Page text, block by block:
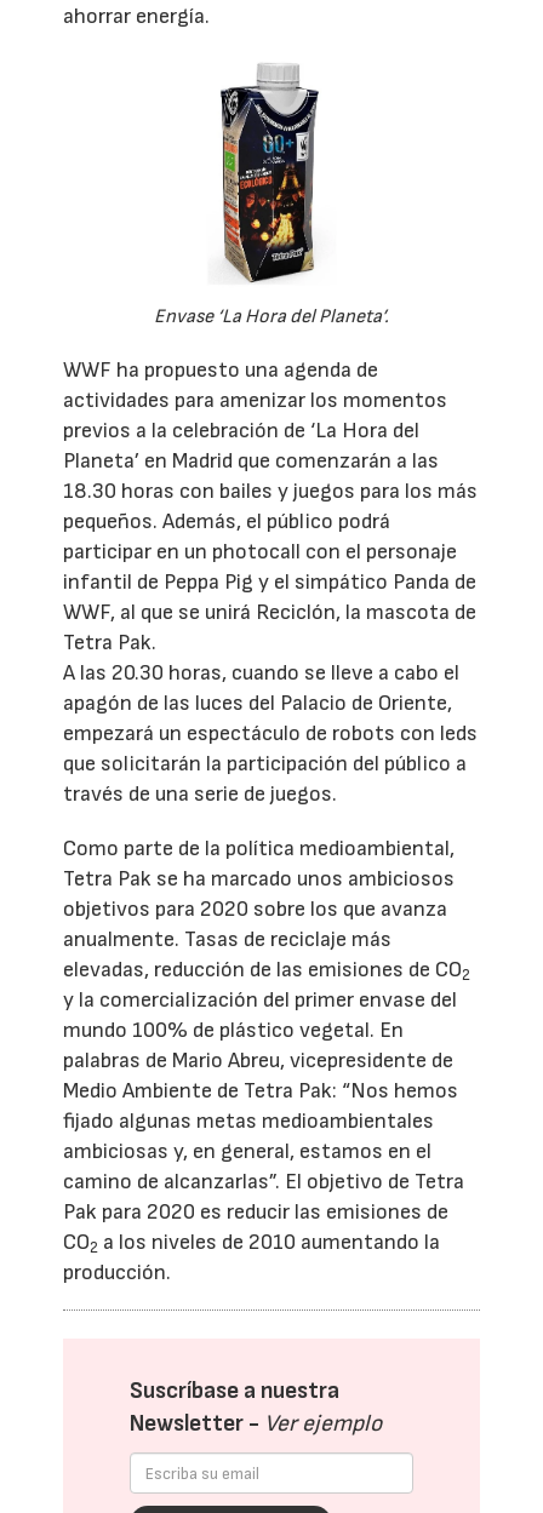
ahorrar energía.
Envase ‘La Hora del Planeta’.
WWF ha propuesto una agenda de
actividades para amenizar los momentos
previos a la celebración de ‘La Hora del
Planeta’ en Madrid que comenzarán a las
18.30 horas con bailes y juegos para los más
pequeños. Además, el público podrá
participar en un photocall con el personaje
infantil de Peppa Pig y el simpático Panda de
WWF, al que se unirá Reciclón, la mascota de
Tetra Pak.
A las 20.30 horas, cuando se lleve a cabo el
apagón de las luces del Palacio de Oriente,
empezará un espectáculo de robots con leds
que solicitarán la participación del público a
través de una serie de juegos.
Como parte de la política medioambiental,
Tetra Pak se ha marcado unos ambiciosos
objetivos para 2020 sobre los que avanza
anualmente. Tasas de reciclaje más
elevadas, reducción de las emisiones de CO2
y la comercialización del primer envase del
mundo 100% de plástico vegetal. En
palabras de Mario Abreu, vicepresidente de
Medio Ambiente de Tetra Pak: “Nos hemos
fijado algunas metas medioambientales
ambiciosas y, en general, estamos en el
camino de alcanzarlas”. El objetivo de Tetra
Pak para 2020 es reducir las emisiones de
CO2 a los niveles de 2010 aumentando la
producción.
Suscríbase a nuestra
Newsletter - Ver ejemplo